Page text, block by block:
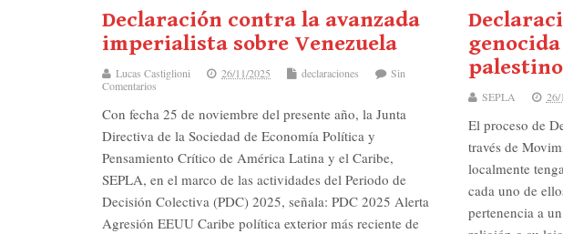
Declaración contra la avanzada
imperialista sobre Venezuela
Lucas Castiglioni 26/11/2025 declaraciones
Sin
Comentarios
Con fecha 25 de noviembre del presente año, la Junta
Directiva de la Sociedad de Economía Política y
Pensamiento Crítico de América Latina y el Caribe,
SEPLA, en el marco de las actividades del Periodo de
Decisión Colectiva (PDC) 2025, señala: PDC 2025 Alerta
Agresión EEUU Caribe política exterior más reciente de
SEPLA 26/
El proceso de
través de
localmente
cada uno de
pertenencia a